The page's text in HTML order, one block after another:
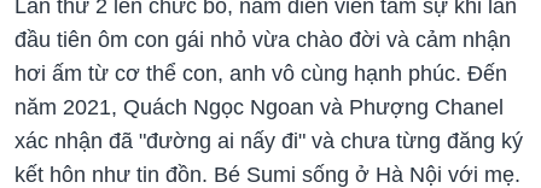
Lần thứ 2 lên chức bố, nam diễn viên tâm sự khi lần
đầu tiên ôm con gái nhỏ vừa chào đời và cảm nhận
hơi ấm từ cơ thể con, anh vô cùng hạnh phúc. Đến
năm 2021, Quách Ngọc Ngoan và Phượng Chanel
xác nhận đã "đường ai nấy đi" và chưa từng đăng ký
kết hôn như tin đồn. Bé Sumi sống ở Hà Nội với mẹ.